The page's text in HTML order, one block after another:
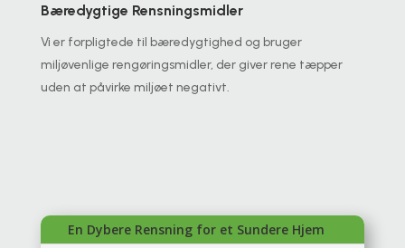
Bæredygtige Rensningsmidler
Vi er forpligtede til bæredygtighed og bruger
miljøvenlige rengøringsmidler, der giver rene tæpper
uden at påvirke miljøet negativt.
En Dybere Rensning for et Sundere Hjem